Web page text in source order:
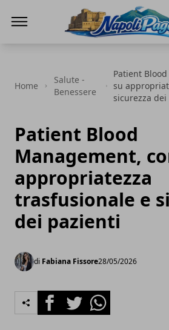
Home
Salute -
Benessere
Patient
su
sicurezza
Patient Blood
Management,
appropriatezza
trasfusionale e
dei pazienti
di Fabiana Fissore28/05/2026
FacebookTwitterWhatsapp